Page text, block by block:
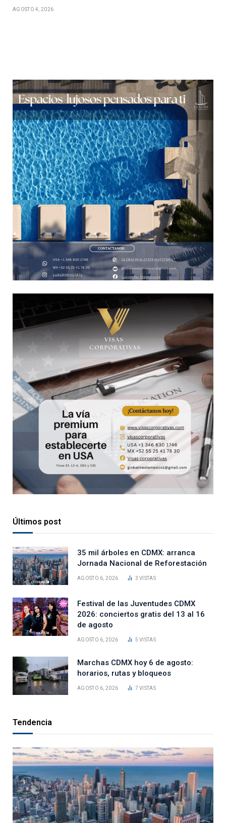
AGOSTO 4, 2026
Últimos post
35 mil árboles en CDMX: arranca
Jornada Nacional de Reforestación
AGOSTO 6, 2026 3VISTAS
Festival de las Juventudes CDMX
2026: conciertos gratis del 13 al 16
de agosto
AGOSTO 6, 2026 5VISTAS
Marchas CDMX hoy 6 de agosto:
horarios, rutas y bloqueos
AGOSTO 6, 2026 7VISTAS
Tendencia